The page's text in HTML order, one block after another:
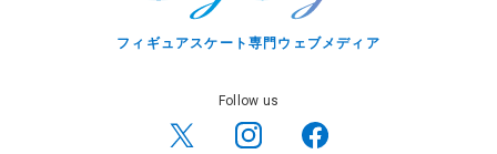
フィギュアスケート専門ウェブメディア
Follow us